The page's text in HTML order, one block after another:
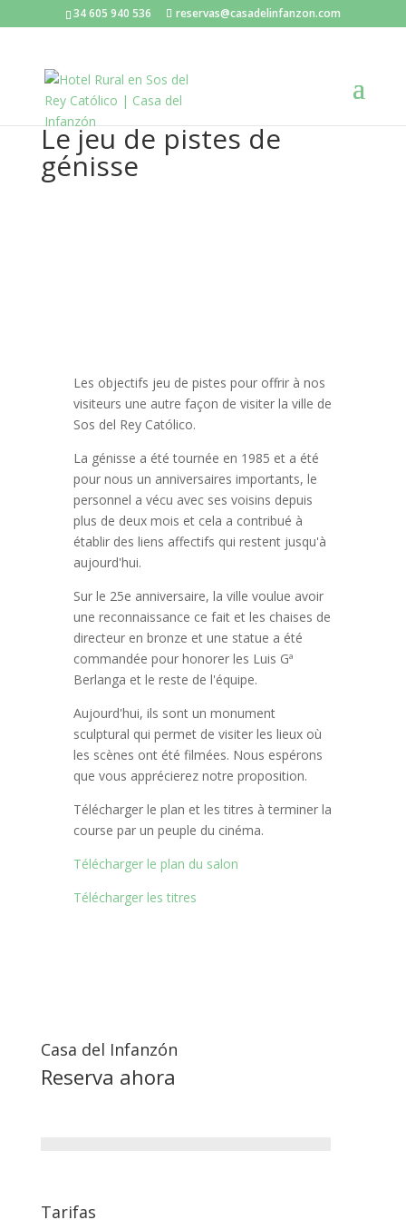
34 605 940 536 reservas@casadelinfanzon.com
Le jeu de pistes de
génisse
Les objectifs jeu de pistes pour offrir à nos
visiteurs une autre façon de visiter la ville de
Sos del Rey Católico.
La génisse a été tournée en 1985 et a été
pour nous un anniversaires importants, le
personnel a vécu avec ses voisins depuis
plus de deux mois et cela a contribué à
établir des liens affectifs qui restent jusqu'à
aujourd'hui.
Sur le 25e anniversaire, la ville voulue avoir
une reconnaissance ce fait et les chaises de
directeur en bronze et une statue a été
commandée pour honorer les Luis Gª
Berlanga et le reste de l'équipe.
Aujourd'hui, ils sont un monument
sculptural qui permet de visiter les lieux où
les scènes ont été filmées. Nous espérons
que vous apprécierez notre proposition.
Télécharger le plan et les titres à terminer la
course par un peuple du cinéma.
Télécharger le plan du salon
Télécharger les titres
Casa del Infanzón
Reserva ahora
Tarifas